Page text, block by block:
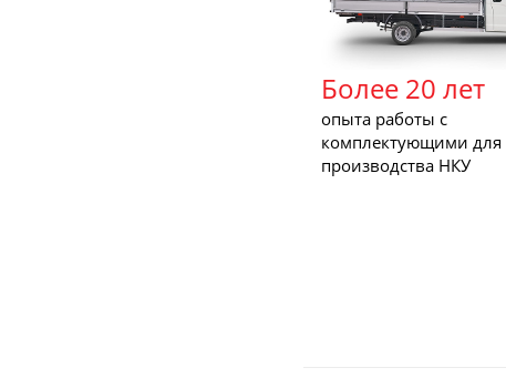
Более 20 лет
опыта работы с
комплектующими для
производства НКУ